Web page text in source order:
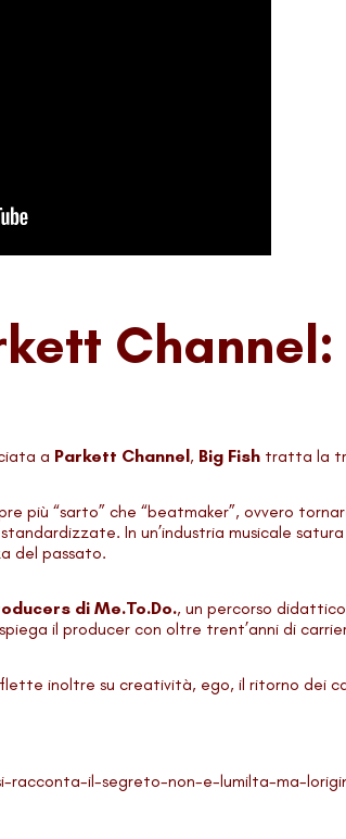
a Parkett Channel, Big Fish tratta la
più “sarto” che “beatmaker”, ovvero
In un’industria musicale
del passato.
di Me.To.Do., un percorso
il producer con oltre trent’anni di
inoltre su creatività, ego, il ritorno dei
il-segreto-non-e-lumilta-ma-